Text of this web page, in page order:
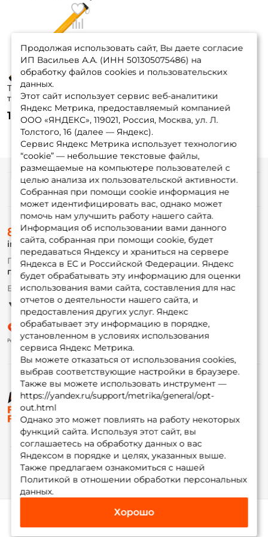
Каталог Избранное Корзина Инфо Мой Fox
прилегающей винтовой
страховочный тросик. Торцы снабжены
объемными поролоновыми демпферами,
предохраняющими перевозимые удилища от
ударов. Для удобства транспортировки на тубусе
установлен регулируемый плечевой
ремень.
Тубус Pontoon 21
телескопический
PA-TT0940/10-45
15 750 ₽
Продолжая использовать сайт, Вы даете согласие
ИП Васильев А.А. (ИНН 501305075486) на
обработку файлов cookies и пользовательских
данных.
Этот сайт использует сервис веб-аналитики
Яндекс Метрика, предоставляемый компанией
ООО «ЯНДЕКС», 119021, Россия, Москва, ул. Л.
Толстого, 16 (далее — Яндекс).
Сервис Яндекс Метрика использует технологию
“cookie” — небольшие текстовые файлы,
размещаемые на компьютере пользователей с
целью анализа их пользовательской активности.
Собранная при помощи cookie информация не
может идентифицировать вас, однако может
помочь нам улучшить работу нашего сайта.
Информация об использовании вами данного
сайта, собранная при помощи cookie, будет
передаваться Яндексу и храниться на сервере
Яндекса в ЕС и Российской Федерации. Яндекс
будет обрабатывать эту информацию для оценки
использования вами сайта, составления для нас
отчетов о деятельности нашего сайта, и
предоставления других услуг. Яндекс
обрабатывает эту информацию в порядке,
установленном в условиях использования
сервиса Яндекс Метрика.
Вы можете отказаться от использования cookies,
выбрав соответствующие настройки в браузере.
Также вы можете использовать инструмент —
https://yandex.ru/support/metrika/general/opt-
out.html
Однако это может повлиять на работу некоторых
функций сайта. Используя этот сайт, вы
соглашаетесь на обработку данных о вас
Яндексом в порядке и целях, указанных выше.
Также предлагаем ознакомиться с нашей
Политикой в отношении обработки персональных
данных.
Хорошо
© ФоксФишинг, 2009-2026
Информация
О магазине
Доставка
Оплата
Fox-bonus
Гуру
Партнерская программа
8 (495) 532-77-88
info@foxfishing.ru
По вопросам с заказом
г. Москва, ул. Плеханова д.7
Ежедневно 10:00 до 20:00